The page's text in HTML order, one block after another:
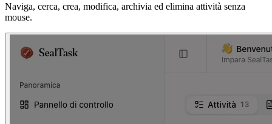
Naviga, cerca, crea, modifica, archivia ed elimina attività senza
mouse.